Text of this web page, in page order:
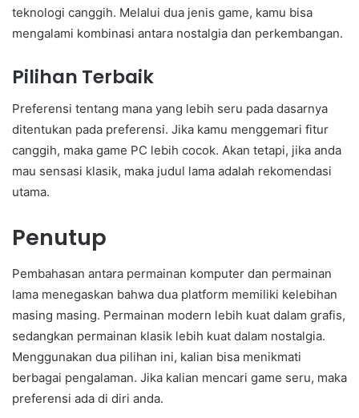
teknologi canggih. Melalui dua jenis game, kamu bisa
mengalami kombinasi antara nostalgia dan perkembangan.
Pilihan Terbaik
Preferensi tentang mana yang lebih seru pada dasarnya
ditentukan pada preferensi. Jika kamu menggemari fitur
canggih, maka game PC lebih cocok. Akan tetapi, jika anda
mau sensasi klasik, maka judul lama adalah rekomendasi
utama.
Penutup
Pembahasan antara permainan komputer dan permainan
lama menegaskan bahwa dua platform memiliki kelebihan
masing masing. Permainan modern lebih kuat dalam grafis,
sedangkan permainan klasik lebih kuat dalam nostalgia.
Menggunakan dua pilihan ini, kalian bisa menikmati
berbagai pengalaman. Jika kalian mencari game seru, maka
preferensi ada di diri anda.